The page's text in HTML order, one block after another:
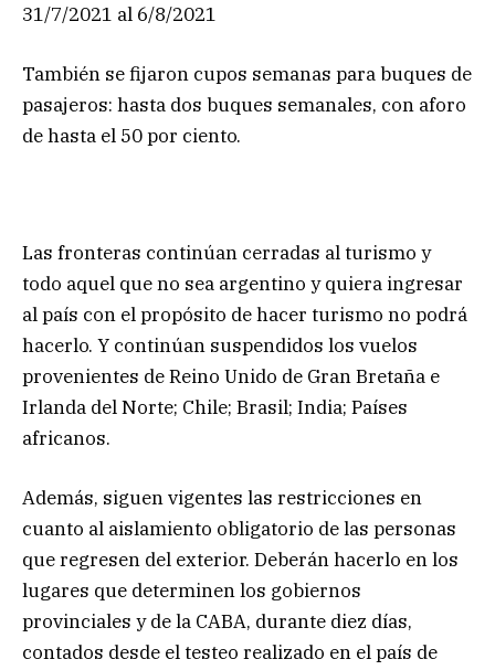
31/7/2021 al 6/8/2021
También se fijaron cupos semanas para buques de
pasajeros: hasta dos buques semanales, con aforo
de hasta el 50 por ciento.
Las fronteras continúan cerradas al turismo y
todo aquel que no sea argentino y quiera ingresar
al país con el propósito de hacer turismo no podrá
hacerlo. Y continúan suspendidos los vuelos
provenientes de Reino Unido de Gran Bretaña e
Irlanda del Norte; Chile; Brasil; India; Países
africanos.
Además, siguen vigentes las restricciones en
cuanto al aislamiento obligatorio de las personas
que regresen del exterior. Deberán hacerlo en los
lugares que determinen los gobiernos
provinciales y de la CABA, durante diez días,
contados desde el testeo realizado en el país de